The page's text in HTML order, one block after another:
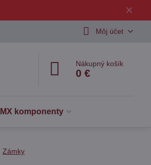
✕
Môj účet
Nákupný košík
0 €
komponenty
Zámky